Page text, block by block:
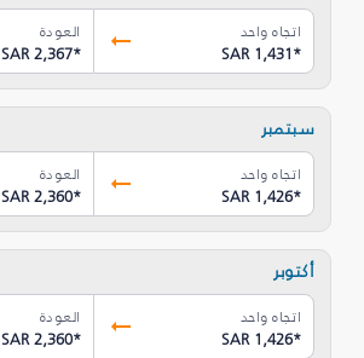
اتجاه واحد
SAR 1,431*
العودة
SAR 2,367*
سبتمبر
اتجاه واحد
SAR 1,426*
العودة
SAR 2,360*
أكتوبر
اتجاه واحد
SAR 1,426*
العودة
SAR 2,360*